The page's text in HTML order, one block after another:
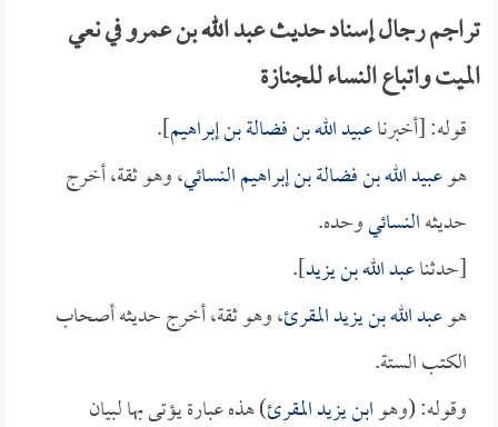
تراجم رجال إسناد حديث عبد الله بن عمرو في نعي
الميت واتباع النساء للجنازة
قوله: [أخبرناعبيد الله بن فضالة بن إبراهيم].
هوعبيد الله بن فضالة بن إبراهيم النسائي، وهو ثقة، أخرج
حديثهالنسائيوحده.
[حدثناعبد الله بن يزيد].
هوعبد الله بن يزيد المقرئ، وهو ثقة، أخرج حديثه أصحاب
الكتب الستة.
وقوله: (وهوابن يزيد المقرئ) هذه عبارة يؤتى بها لبيان